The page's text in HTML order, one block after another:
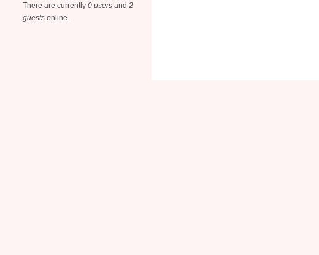
There are currently 0 users and 2
guests online.